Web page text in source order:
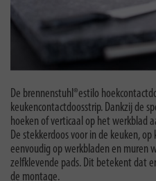
De brennenstuhl®estilo
keukencontactdoosstrip. Dankzij de
hoeken of verticaal op het werkblad
De stekkerdoos voor in de keuken,
eenvoudig op werkbladen en muren
zelfklevende pads. Dit betekent dat
de montage.